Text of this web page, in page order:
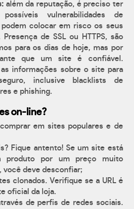
além da reputação, é preciso ter
vulnerabilidades de
podem colocar em risco os seus
Presença de SSL ou HTTPS, são
para os dias de hoje, mas por
que um site é confiável.
informações sobre o site para
inclusive blacklists de
e phishing.
on-line?
em sites populares e de
Fique antento! Se um site está
produto por um preço muito
você deve desconfiar;
clonados. Verifique se a URL é
oficial da loja.
de perfis de redes sociais.